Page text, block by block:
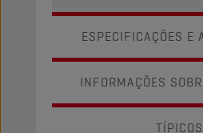
ESPECIFICAÇÕES E
INFORMAÇÕES
TÍPICOS